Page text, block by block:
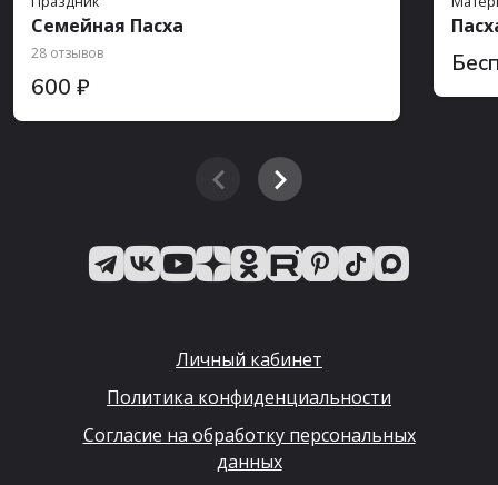
Семейная Пасха
28 отзывов
600 ₽
Личный кабинет
Политика конфиденциальности
Согласие на обработку персональных
данных